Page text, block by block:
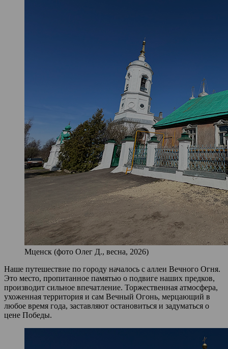
Мценск (фото Олег Д., весна, 2026)
Наше путешествие по городу началось с аллеи Вечного Огня.
Это место, пропитанное памятью о подвиге наших предков,
производит сильное впечатление. Торжественная атмосфера,
ухоженная территория и сам Вечный Огонь, мерцающий в
любое время года, заставляют остановиться и задуматься о
цене Победы.